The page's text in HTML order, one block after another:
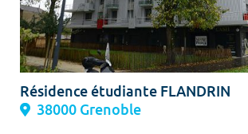
Résidence étudiante FLANDRIN
38000 Grenoble